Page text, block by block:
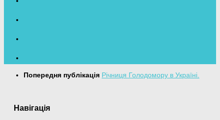
Попередня публікація Річниця Голодомору в Україні.
Навігація